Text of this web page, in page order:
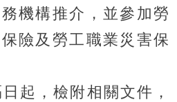
機構推介，並參加勞
險及勞工職業災害保
起，檢附相關文件，